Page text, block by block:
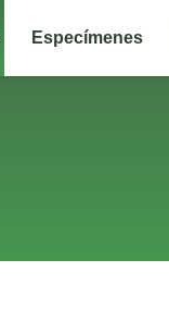
Especímenes